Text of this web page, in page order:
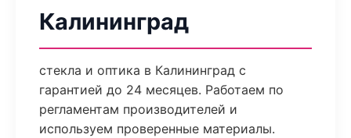
Калининград
стекла и оптика в Калининград с
гарантией до 24 месяцев. Работаем по
регламентам производителей и
используем проверенные материалы.